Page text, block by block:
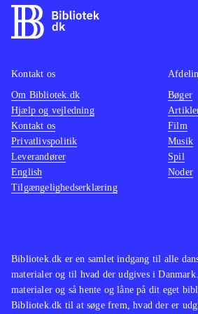
resterende 10 sange er også
velkendte, fx "Der bor en
melodilinjer eller noder til
Forfatteren har lavet flere
børnesangbøger, fx Godnat,
samt billedbøgerne om
Bogen har kraftige papsider med
blank overflade
En hyggelig sangbog med glade
humor og sjove og fine
afspejler hver enkelt sangs
Anvendelig både som
Bibliotek.dk er en samlet indgang til alle
materialer og til hvad der udgives i
materialer og så hente og låne på dit eget
Bibliotek.dk til at søge frem, hvad der er
Kontakt os
Om Bibliotek.dk
Hjælp og vejledning
Kontakt os
Privatlivspolitik
Leverandører
English
Tilgængelighedserklæring
Bøger
Film
Musik
Spil
Noder